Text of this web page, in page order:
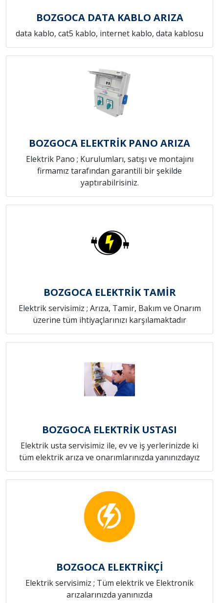
BOZGOCA DATA KABLO ARIZA
data kablo, cat5 kablo, internet kablo, data kablosu
BOZGOCA ELEKTRİK PANO ARIZA
Elektrik Pano ; Kurulumları, satışı ve montajını
firmamız tarafından garantili bir şekilde
yaptırabilrisiniz.
BOZGOCA ELEKTRİK TAMİR
Elektrik servisimiz ; Arıza, Tamir, Bakım ve Onarım
üzerine tüm ihtiyaçlarınızı karşılamaktadır
BOZGOCA ELEKTRİK USTASI
Elektrik usta servisimiz ile, ev ve iş yerlerinizde ki
tüm elektrik arıza ve onarımlarınızda yanınızdayız
BOZGOCA ELEKTRİKÇİ
Elektrik servisimiz ; Tüm elektrik ve Elektronik
arızalarınızda yanınızda